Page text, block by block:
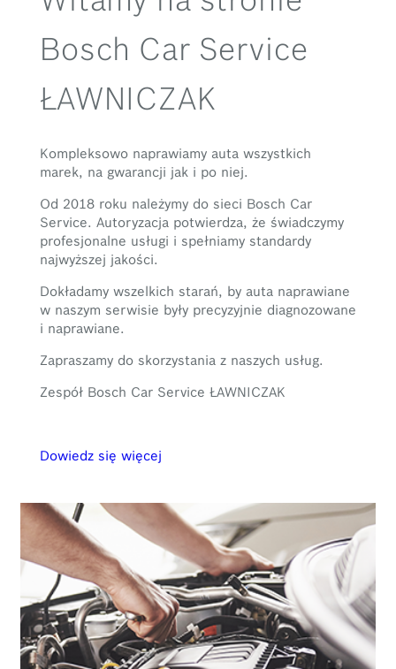
Bosch Car Service
ŁAWNICZAK
Kompleksowo naprawiamy auta wszystkich
marek, na gwarancji jak i po niej.
Od 2018 roku należymy do sieci Bosch Car
Service. Autoryzacja potwierdza, że świadczymy
profesjonalne usługi i spełniamy standardy
najwyższej jakości.
Dokładamy wszelkich starań, by auta naprawiane
w naszym serwisie były precyzyjnie diagnozowane
i naprawiane.
Zapraszamy do skorzystania z naszych usług.
Zespół Bosch Car Service ŁAWNICZAK
Dowiedz się więcej